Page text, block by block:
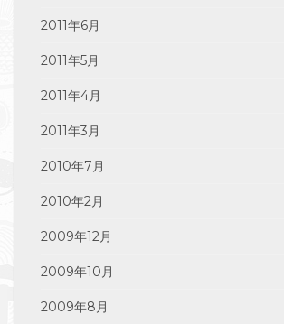
2011年6月
2011年5月
2011年4月
2011年3月
2010年7月
2010年2月
2009年12月
2009年10月
2009年8月